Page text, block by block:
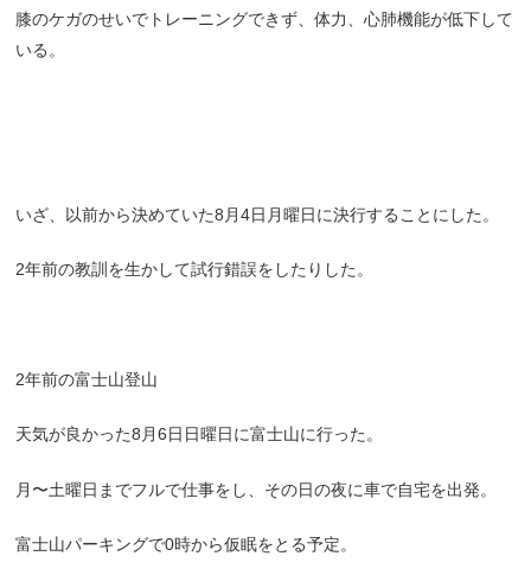
膝のケガのせいでトレーニングできず、体力、心肺機能が低下して
いる。
いざ、以前から決めていた8月4日月曜日に決行することにした。
2年前の教訓を生かして試行錯誤をしたりした。
2年前の富士山登山
天気が良かった8月6日日曜日に富士山に行った。
月〜土曜日までフルで仕事をし、その日の夜に車で自宅を出発。
富士山パーキングで0時から仮眠をとる予定。